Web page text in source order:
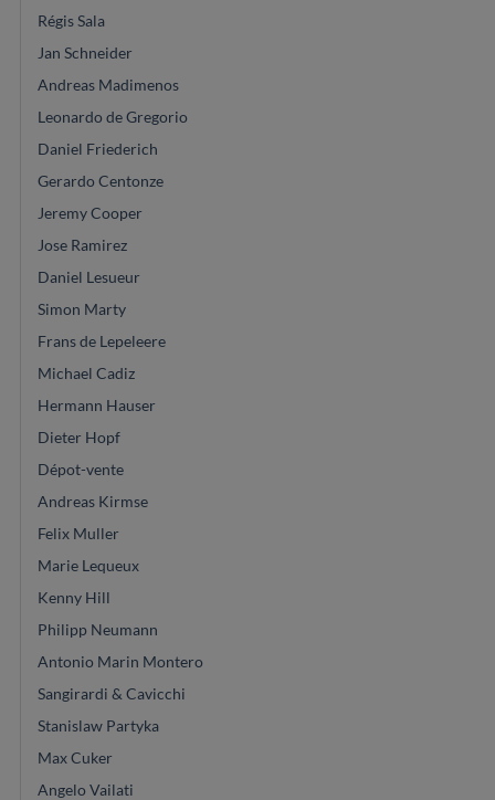
Régis Sala
Jan Schneider
Andreas Madimenos
Leonardo de Gregorio
Daniel Friederich
Gerardo Centonze
Jeremy Cooper
Jose Ramirez
Daniel Lesueur
Simon Marty
Frans de Lepeleere
Michael Cadiz
Hermann Hauser
Dieter Hopf
Dépot-vente
Andreas Kirmse
Felix Muller
Marie Lequeux
Kenny Hill
Philipp Neumann
Antonio Marin Montero
Sangirardi & Cavicchi
Stanislaw Partyka
Max Cuker
Angelo Vailati